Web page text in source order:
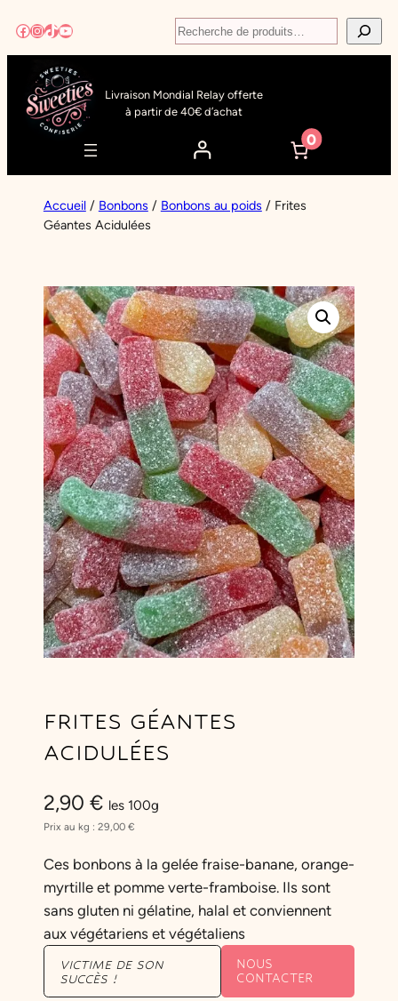
au
contenu
Facebook
Instagram
TikTok
YouTube Recherche
Livraison Mondial Relay offerte
à partir de 40€ d’achat
0
Accueil/ Bonbons / Bonbons au poids / Frites
Géantes Acidulées
FRITES GÉANTES
ACIDULÉES
2,90 € les 100g
Prix au kg : 29,00 €
Ces bonbons à la gelée fraise-banane, orange-
myrtille et pomme verte-framboise. Ils sont
sans gluten ni gélatine, halal et conviennent
aux végétariens et végétaliens
VICTIME DE SON
SUCCÈS !
NOUS
CONTACTER